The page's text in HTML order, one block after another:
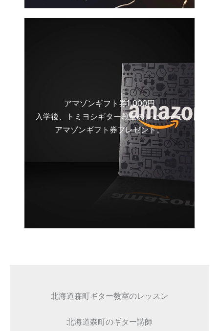
アマゾンギフト券1,000円
入学後、トミヨシギター教室のレビューで
アマゾンギフト券プレゼント。
北海道森町ギター教室のレッスン
北海道森町のギター講師